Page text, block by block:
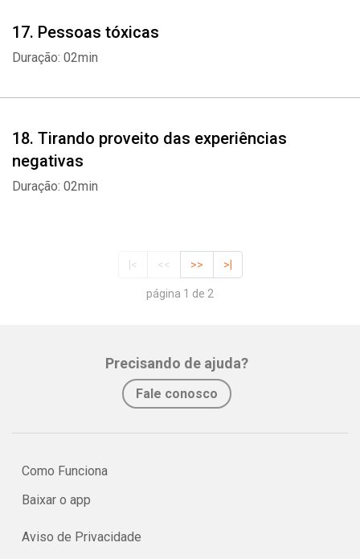
17. Pessoas tóxicas
Duração: 02min
18. Tirando proveito das experiências
negativas
Duração: 02min
|< << >> >|
página 1 de 2
Precisando de ajuda?
Fale conosco
Como Funciona
Baixar o app
Aviso de Privacidade